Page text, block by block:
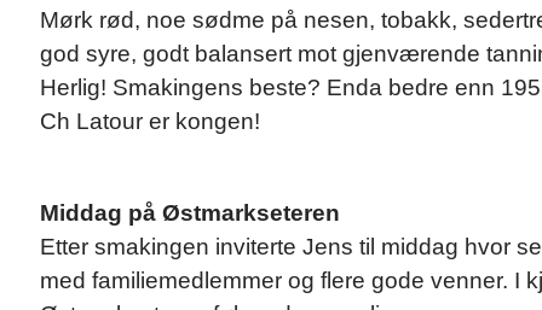
Mørk rød, noe sødme på nesen, tobakk,
god syre, godt balansert mot gjenværende
Herlig! Smakingens beste? Enda bedre enn
Ch Latour er kongen!
Middag på Østmarkseteren
Etter smakingen inviterte Jens til middag hvor
med familiemedlemmer og flere gode venner. I